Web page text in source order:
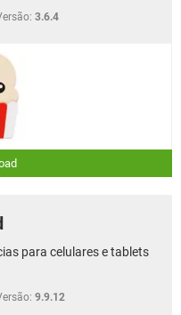
3.6.4
para celulares e tablets
9.9.12